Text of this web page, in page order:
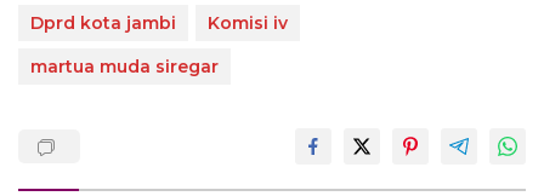
Dprd kota jambi
Komisi iv
martua muda siregar